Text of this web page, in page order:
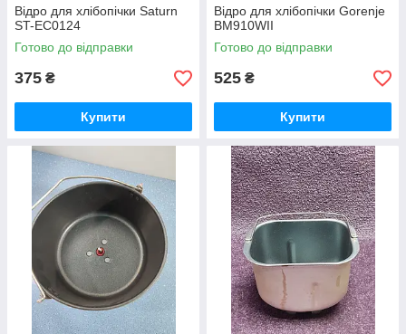
Відро для хлібопічки Saturn
ST-EC0124
Готово до відправки
375 ₴
Купити
Відро для хлібопічки Gorenje
BM910WII
Готово до відправки
525 ₴
Купити